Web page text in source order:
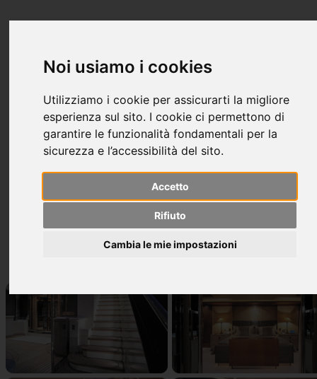
Noi usiamo i cookies
Utilizziamo i cookie per assicurarti la migliore
esperienza sul sito. I cookie ci permettono di
garantire le funzionalità fondamentali per la
sicurezza e l’accessibilità del sito.
Accetto
Rifiuto
Cambia le mie impostazioni
M/Y 47.02 Ellix too
Shipyard: Isa Ancona
Role: Project Manager for Walter Franchini